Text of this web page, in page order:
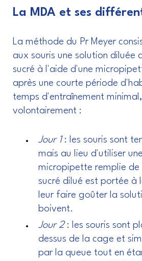
La MDA et ses
La méthode du Pr Meyer
aux souris une solution diluée
sucré à l'aide d'une
après une courte période
temps d'entraînement
volontairement :
Jour 1 : les souris sont
mais au lieu d'utiliser
micropipette remplie de
sucré dilué est portée à
leur faire goûter la
boivent.
Jour 2: les souris sont
dessus de la cage et
par la queue tout en